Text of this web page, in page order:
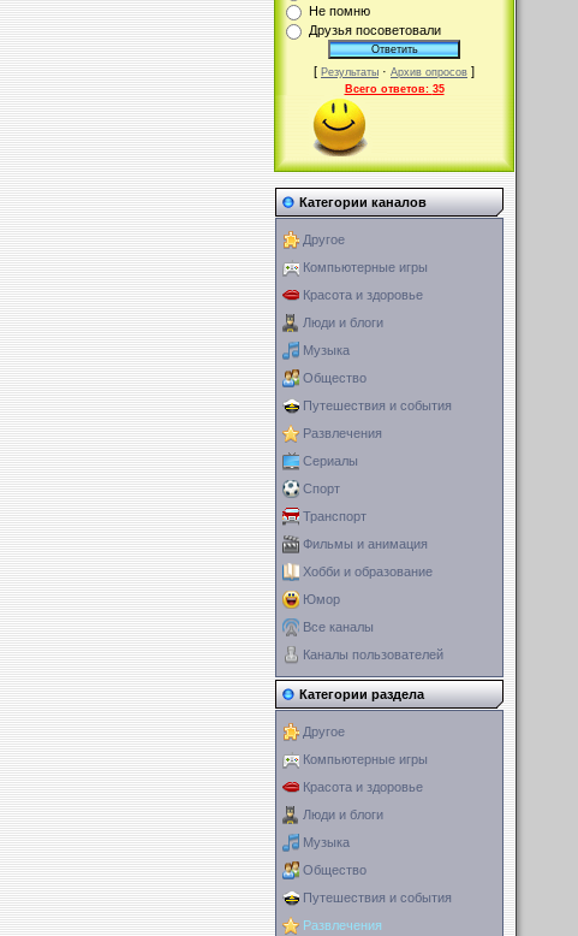
Не помню
Друзья посоветовали
[ Результаты · Архив опросов ]
Всего ответов: 35
Категории каналов
Другое
Компьютерные игры
Красота и здоровье
Люди и блоги
Музыка
Общество
Путешествия и события
Развлечения
Сериалы
Спорт
Транспорт
Фильмы и анимация
Хобби и образование
Юмор
Все каналы
Каналы пользователей
Категории раздела
Другое
Компьютерные игры
Красота и здоровье
Люди и блоги
Музыка
Общество
Путешествия и события
Развлечения